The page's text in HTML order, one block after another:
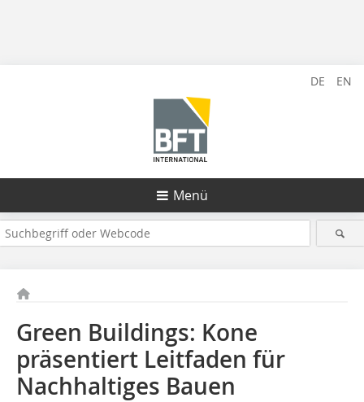
DE EN
Menü
Green Buildings: Kone
präsentiert Leitfaden für
Nachhaltiges Bauen